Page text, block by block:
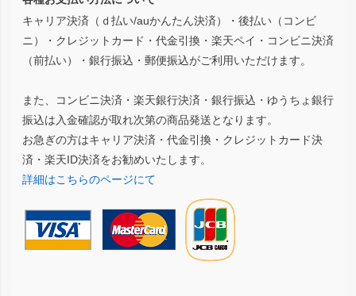
キャリア決済（ｄ払い/auかんたん決済）・後払い（コンビ
ニ）・クレジットカード・代金引換・楽天ペイ・コンビニ決済
（前払い）・銀行振込・郵便振込がご利用いただけます。
また、コンビニ決済・楽天銀行決済・銀行振込・ゆうちょ銀行
振込は入金確認が取れ次第の商品発送となります。
お急ぎの方はキャリア決済・代金引換・クレジットカード決
済・楽天ID決済をお勧めいたします。
詳細はこちらのページにて